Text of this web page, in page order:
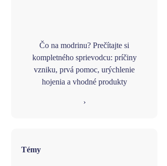
Čo na modrinu? Prečítajte si
kompletného sprievodcu: príčiny
vzniku, prvá pomoc, urýchlenie
hojenia a vhodné produkty
›
Témy